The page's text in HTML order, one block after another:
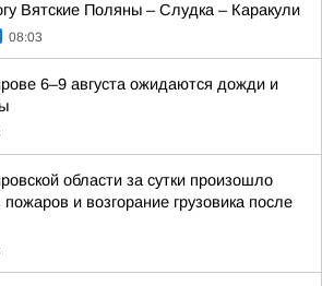
Вятские Поляны – Слудка – Каракули
08:03
6–9 августа ожидаются дожди и
области за сутки произошло
пожаров и возгорание грузовика после